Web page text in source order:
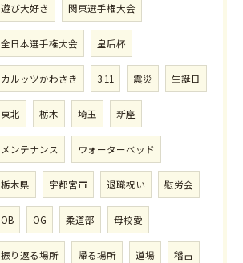
遊び大好き 関東選手権大会
全日本選手権大会 皇后杯
カルッツかわさき 3.11 震災 生誕日
東北 栃木 埼玉 新座
メンテナンス ウォーターベッド
栃木県 宇都宮市 退職祝い 慰労会
OB OG 柔道部 母校愛
振り返る場所 帰る場所 道場 稽古